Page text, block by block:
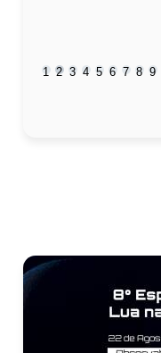
1 2 3 4 5 6 7 8 9